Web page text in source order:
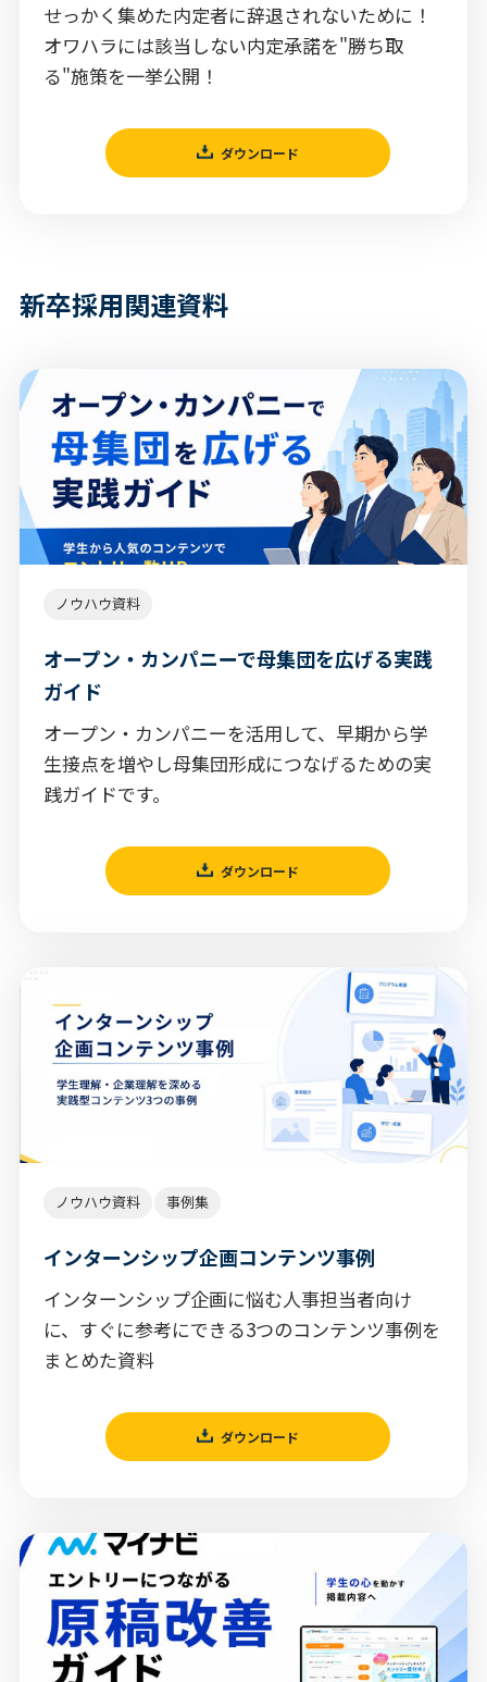
せっかく集めた内定者に辞退されないために！
オワハラには該当しない内定承諾を"勝ち取
る"施策を一挙公開！
ダウンロード
新卒採用関連資料
ノウハウ資料
オープン・カンパニーで母集団を広げる実践
ガイド
オープン・カンパニーを活用して、早期から学
生接点を増やし母集団形成につなげるための実
践ガイドです。
ダウンロード
ノウハウ資料 事例集
インターンシップ企画コンテンツ事例
インターンシップ企画に悩む人事担当者向け
に、すぐに参考にできる3つのコンテンツ事例を
まとめた資料
ダウンロード